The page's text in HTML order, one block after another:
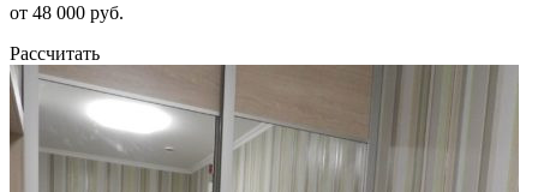
от 48 000 руб.
Рассчитать